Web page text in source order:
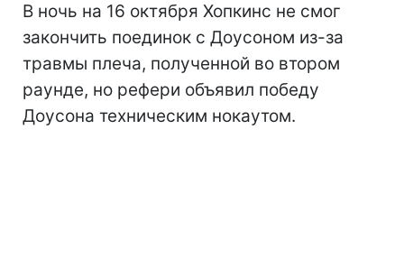
В ночь на 16 октября Хопкинс не смог
закончить поединок с Доусоном из-за
травмы плеча, полученной во втором
раунде, но рефери объявил победу
Доусона техническим нокаутом.